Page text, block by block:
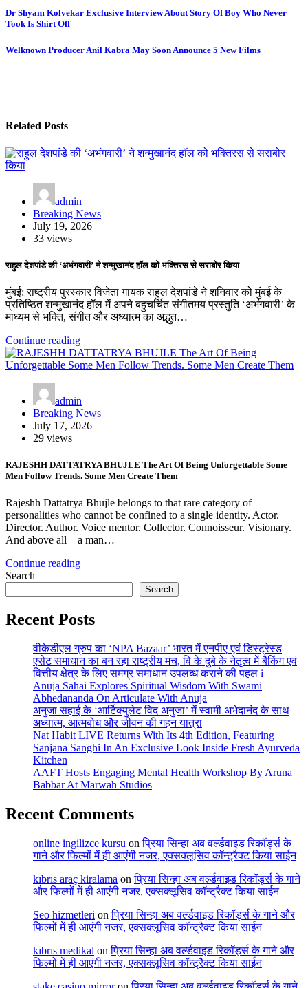
Post
navigation
Dr Shyam Kolvekar Exclusive Interview About Story Of Boy Who Never
Took Is Shirt Off
Welknown Producer Anil Kabra May Soon Announce 5 New Films
Related Posts
admin
Breaking News
July 19, 2026
33 views
राहुल देशपांडे की ‘अभंगवारी’ ने शन्मुखानंद हॉल को भक्तिरस से सराबोर किया
मुंबई: राष्ट्रीय पुरस्कार विजेता गायक राहुल देशपांडे ने शनिवार को मुंबई के
प्रतिष्ठित शन्मुखानंद हॉल में अपने बहुचर्चित संगीतमय प्रस्तुति ‘अभंगवारी’ के
माध्यम से भक्ति, संगीत और अध्यात्म का अद्भुत…
Continue reading
admin
Breaking News
July 17, 2026
29 views
RAJESHH DATTATRYA BHUJLE The Art Of Being Unforgettable Some
Men Follow Trends. Some Men Create Them
Rajeshh Dattatrya Bhujle belongs to that rare category of
personalities who cannot be confined to a single identity. Actor.
Director. Author. Voice mentor. Collector. Connoisseur. Visionary.
And above all—a man…
Continue reading
Search
Search
Recent Posts
वीकेडीएल ग्रुप का ‘NPA Bazaar’ भारत में एनपीए एवं डिस्ट्रेस्ड
एसेट समाधान का बन रहा राष्ट्रीय मंच, वि के दुबे के नेतृत्व में बैंकिंग एवं
वित्तीय क्षेत्र के लिए समग्र समाधान उपलब्ध कराने की पहल i
Anuja Sahai Explores Spiritual Wisdom With Swami
Abhedananda On Articulate With Anuja
अनुजा सहाई के ‘आर्टिक्युलेट विद अनुजा’ में स्वामी अभेदानंद के साथ
अध्यात्म, आत्मबोध और जीवन की गहन यात्रा
Nat Habit LIVE Returns With Its 4th Edition, Featuring
Sanjana Sanghi In An Exclusive Look Inside Fresh Ayurveda
Kitchen
AAFT Hosts Engaging Mental Health Workshop By Aruna
Babbar At Marwah Studios
Recent Comments
online ingilizce kursu onप्रिया सिन्हा अब वर्ल्डवाइड रिकॉर्ड्स के
गाने और फिल्मों में ही आएंगी नजर, एक्सक्लूसिव कॉन्ट्रैक्ट किया साईन
kıbrıs araç kiralama onप्रिया सिन्हा अब वर्ल्डवाइड रिकॉर्ड्स के गाने
और फिल्मों में ही आएंगी नजर, एक्सक्लूसिव कॉन्ट्रैक्ट किया साईन
Seo hizmetleri onप्रिया सिन्हा अब वर्ल्डवाइड रिकॉर्ड्स के गाने और
फिल्मों में ही आएंगी नजर, एक्सक्लूसिव कॉन्ट्रैक्ट किया साईन
kıbrıs medikal onप्रिया सिन्हा अब वर्ल्डवाइड रिकॉर्ड्स के गाने और
फिल्मों में ही आएंगी नजर, एक्सक्लूसिव कॉन्ट्रैक्ट किया साईन